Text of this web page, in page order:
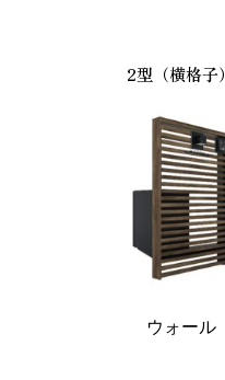
2型（横格子）
ウォール